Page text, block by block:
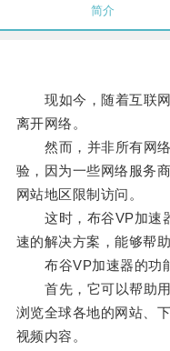
简介
现如今，随着互联网
离开网络。
然而，并非所有网络
验，因为一些网络服务
网站地区限制访问。
这时，布谷VP加速器
速的解决方案，能够帮
布谷VP加速器的功能
首先，它可以帮助用
浏览全球各地的网站、
视频内容。